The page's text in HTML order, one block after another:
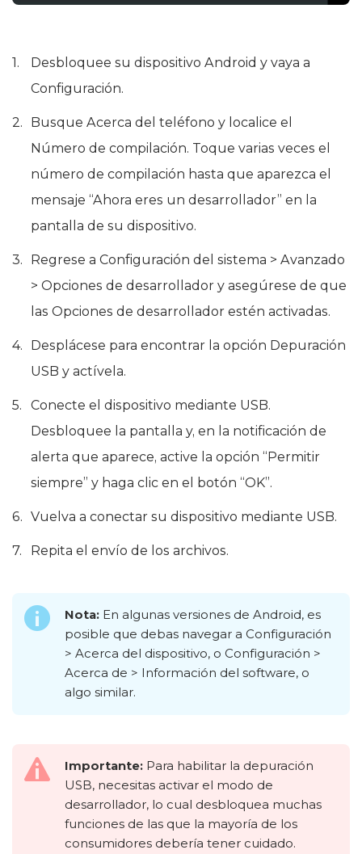
Desbloquee su dispositivo Android y vaya a
Configuración.
Busque Acerca del teléfono y localice el
Número de compilación. Toque varias veces el
número de compilación hasta que aparezca el
mensaje “Ahora eres un desarrollador” en la
pantalla de su dispositivo.
Regrese a Configuración del sistema > Avanzado
> Opciones de desarrollador y asegúrese de que
las Opciones de desarrollador estén activadas.
Desplácese para encontrar la opción Depuración
USB y actívela.
Conecte el dispositivo mediante USB.
Desbloquee la pantalla y, en la notificación de
alerta que aparece, active la opción “Permitir
siempre” y haga clic en el botón “OK”.
Vuelva a conectar su dispositivo mediante USB.
Repita el envío de los archivos.
Nota: En algunas versiones de Android, es
posible que debas navegar a Configuración
> Acerca del dispositivo, o Configuración >
Acerca de > Información del software, o
algo similar.
Importante: Para habilitar la depuración
USB, necesitas activar el modo de
desarrollador, lo cual desbloquea muchas
funciones de las que la mayoría de los
consumidores debería tener cuidado.